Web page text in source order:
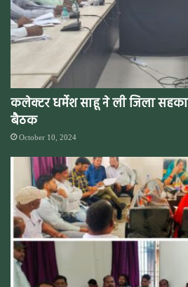
कलेक्टर धर्मेश साहू ने ली जिला
बैठक
October 10, 2024